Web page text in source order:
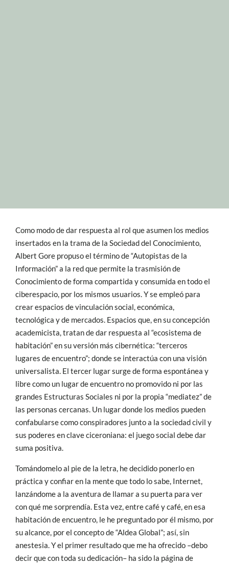
Como modo de dar respuesta al rol que asumen los medios
insertados en la trama de la Sociedad del Conocimiento,
Albert Gore propuso el término de “Autopistas de la
Información” a la red que permite la trasmisión de
Conocimiento de forma compartida y consumida en todo el
ciberespacio, por los mismos usuarios. Y se empleó para
crear espacios de vinculación social, económica,
tecnológica y de mercados. Espacios que, en su concepción
academicista, tratan de dar respuesta al “ecosistema de
habitación” en su versión más cibernética: “terceros
lugares de encuentro”; donde se interactúa con una visión
universalista. El tercer lugar surge de forma espontánea y
libre como un lugar de encuentro no promovido ni por las
grandes Estructuras Sociales ni por la propia “mediatez” de
las personas cercanas. Un lugar donde los medios pueden
confabularse como conspiradores junto a la sociedad civil y
sus poderes en clave ciceroniana: el juego social debe dar
suma positiva.
Tomándomelo al pie de la letra, he decidido ponerlo en
práctica y confiar en la mente que todo lo sabe, Internet,
lanzándome a la aventura de llamar a su puerta para ver
con qué me sorprendía. Esta vez, entre café y café, en esa
habitación de encuentro, le he preguntado por él mismo, por
su alcance, por el concepto de “Aldea Global”; así, sin
anestesia. Y el primer resultado que me ha ofrecido –debo
decir que con toda su dedicación– ha sido la página de